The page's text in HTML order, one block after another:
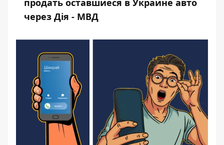
продать оставшиеся в Украине авто
через Дія - МВД